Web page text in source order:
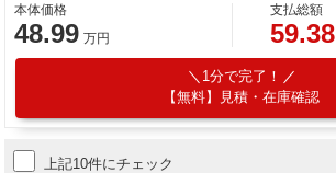
本体価格
48.99 万円
支払総額
59.38
1分で完了！
【無料】見積・在庫確認
上記10件にチェック